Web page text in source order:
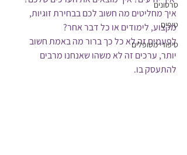
סרטונים
טיפים
סיפורי מטופלים
איך מחליטים מה חשוב לכם בבחירת זוגיות,
מקצוע, לימודים או כל דבר אחר?
לפעמים זה לא כל כך ברור מה באמת חשוב
יותר, ערכים זה לא משהו שאנחנו מרבים
להתעסק בו.